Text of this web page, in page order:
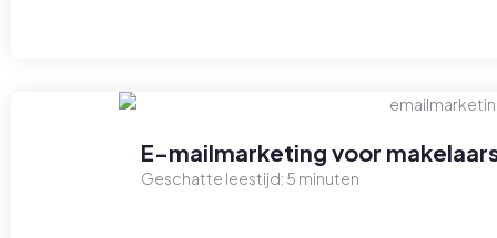
E-mailmarketing voor
Geschatte leestijd: 5 minuten